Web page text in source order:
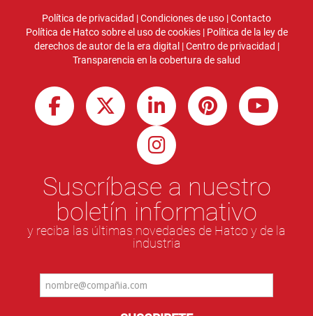
Política de privacidad |Condiciones de uso |Contacto
Política de Hatco sobre el uso de cookies| Política de la ley de
derechos de autor de la era digital |Centro de privacidad |
Transparencia en la cobertura de salud
Suscríbase a nuestro
boletín informativo
y reciba las últimas novedades de Hatco y de la
industria